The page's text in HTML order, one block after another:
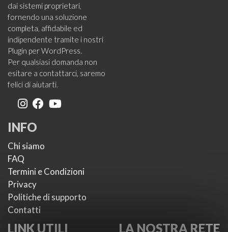
dai sistemi proprietari,
fornendo una soluzione
completa, affidabile ed
indipendente tramite i nostri
Plugin per WordPress.
Per qualsiasi domanda non
esitare a contattarci, saremo
felici di aiutarti.
INFO
Chi siamo
FAQ
Termini e Condizioni
Privacy
Politiche di supporto
Contatti
LINK UTILI LA NOSTRA RETE